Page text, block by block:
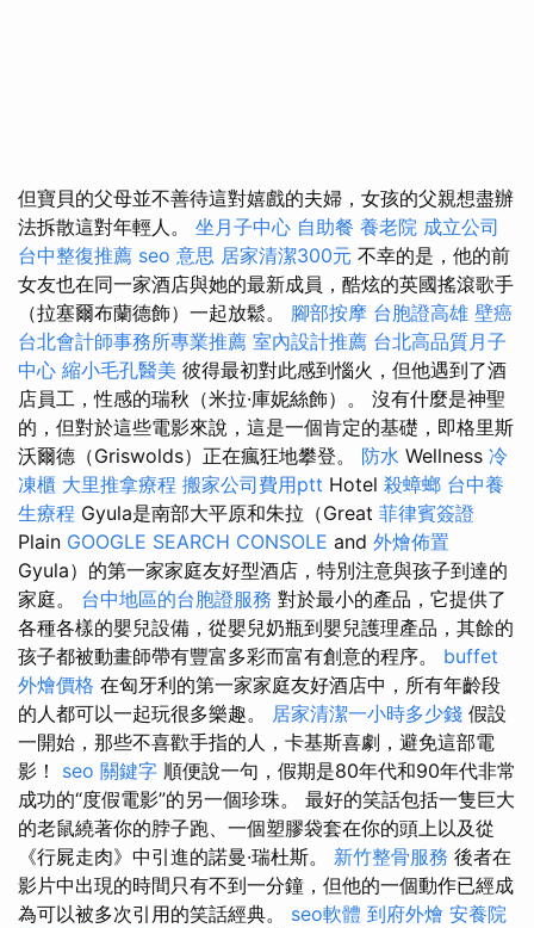
但寶貝的父母並不善待這對嬉戲的夫婦，女孩的父親想盡辦
法拆散這對年輕人。 坐月子中心 自助餐 養老院 成立公司
台中整復推薦 seo 意思 居家清潔300元 不幸的是，他的前
女友也在同一家酒店與她的最新成員，酷炫的英國搖滾歌手
（拉塞爾布蘭德飾）一起放鬆。 腳部按摩 台胞證高雄 壁癌
台北會計師事務所專業推薦 室內設計推薦 台北高品質月子
中心 縮小毛孔醫美 彼得最初對此感到惱火，但他遇到了酒
店員工，性感的瑞秋（米拉·庫妮絲飾）。 沒有什麼是神聖
的，但對於這些電影來說，這是一個肯定的基礎，即格里斯
沃爾德（Griswolds）正在瘋狂地攀登。 防水 Wellness 冷
凍櫃 大里推拿療程 搬家公司費用ptt Hotel 殺蟑螂 台中養
生療程 Gyula是南部大平原和朱拉（Great 菲律賓簽證
Plain GOOGLE SEARCH CONSOLE and 外燴佈置
Gyula）的第一家家庭友好型酒店，特別注意與孩子到達的
家庭。 台中地區的台胞證服務 對於最小的產品，它提供了
各種各樣的嬰兒設備，從嬰兒奶瓶到嬰兒護理產品，其餘的
孩子都被動畫師帶有豐富多彩而富有創意的程序。 buffet
外燴價格 在匈牙利的第一家家庭友好酒店中，所有年齡段
的人都可以一起玩很多樂趣。 居家清潔一小時多少錢 假設
一開始，那些不喜歡手指的人，卡基斯喜劇，避免這部電
影！ seo 關鍵字 順便說一句，假期是80年代和90年代非常
成功的“度假電影”的另一個珍珠。 最好的笑話包括一隻巨大
的老鼠繞著你的脖子跑、​​一個塑膠袋套在你的頭上以及從
《行屍走肉》中引進的諾曼·瑞杜斯。 新竹整骨服務 後者在
影片中出現的時間只有不到一分鐘，但他的一個動作已經成
為可以被多次引用的笑話經典。 seo軟體 到府外燴 安養院